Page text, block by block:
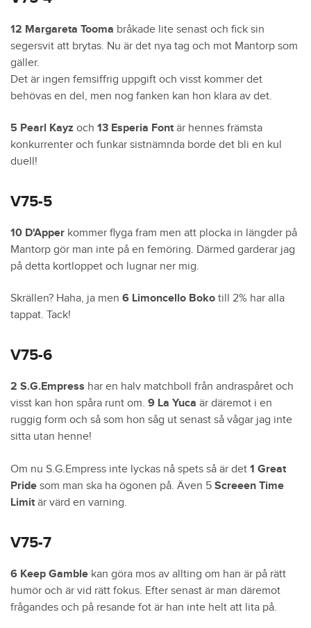
12 Margareta Tooma bråkade lite senast och fick sin
segersvit att brytas. Nu är det nya tag och mot Mantorp som
gäller.
Det är ingen femsiffrig uppgift och visst kommer det
behövas en del, men nog fanken kan hon klara av det.
5 Pearl Kayz och 13 Esperia Fontär hennes främsta
konkurrenter och funkar sistnämnda borde det bli en kul
duell!
V75-5
10 D'Apper kommer flyga fram men att plocka in längder på
Mantorp gör man inte på en femöring. Därmed garderar jag
på detta kortloppet och lugnar ner mig.
Skrällen? Haha, ja men 6 Limoncello Boko till 2% har alla
tappat. Tack!
V75-6
2 S.G.Empress har en halv matchboll från andraspåret och
visst kan hon spåra runt om. 9 La Yuca är däremot i en
ruggig form och så som hon såg ut senast så vågar jag inte
sitta utan henne!
Om nu S.G.Empress inte lyckas nå spets så är det 1 Great
Pride som man ska ha ögonen på. Även 5 Screeen Time
Limitär värd en varning.
V75-7
6 Keep Gamble kan göra mos av allting om han är på rätt
humör och är vid rätt fokus. Efter senast är man däremot
frågandes och på resande fot är han inte helt att lita på.